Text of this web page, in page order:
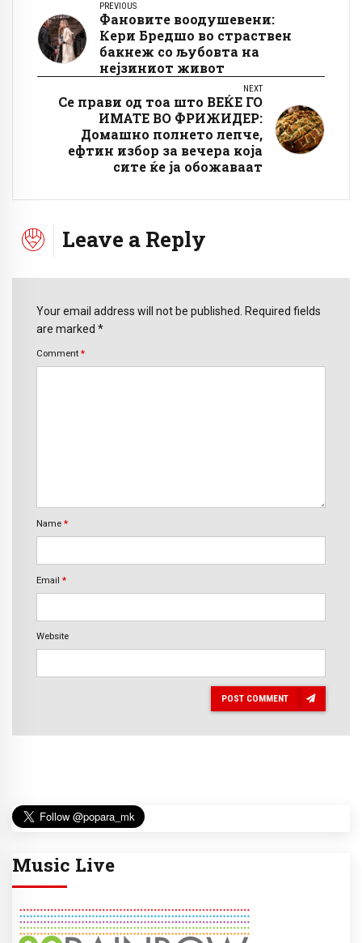
PREVIOUS
Фановите воодушевени:
Кери Бредшо во страствен
бакнеж со љубовта на
нејзиниот живот
NEXT
Се прави од тоа што ВЕЌЕ ГО
ИМАТЕ ВО ФРИЖИДЕР:
Домашно полнето лепче,
ефтин избор за вечера која
сите ќе ја обожаваат
Leave a Reply
Your email address will not be published. Required fields
are marked *
Comment *
Name *
Email *
Website
POST COMMENT
Music Live